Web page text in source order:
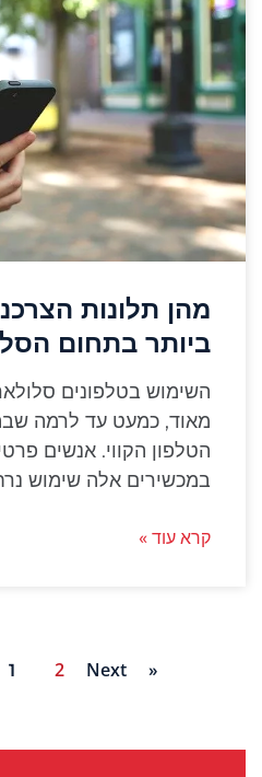
מהן תלונות
ביותר בתחום
השימוש בטלפונים
מאוד, כמעט עד לרמה
הטלפון הקווי. אנשים
במכשירים אלה שימוש
קרא עוד »
Next »